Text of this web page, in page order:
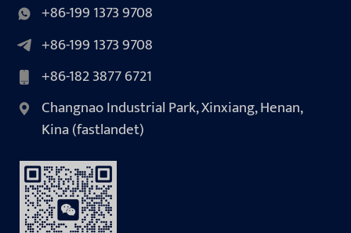
+86-199 1373 9708
+86-199 1373 9708
+86-182 3877 6721
Changnao Industrial Park, Xinxiang, Henan,
Kina (fastlandet)